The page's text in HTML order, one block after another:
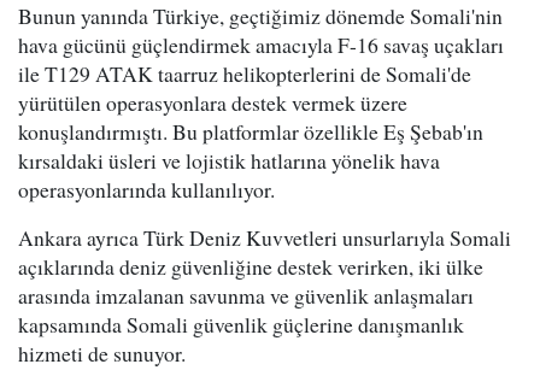
Bunun yanında Türkiye, geçtiğimiz dönemde Somali'nin
hava gücünü güçlendirmek amacıyla F-16 savaş uçakları
ile T129 ATAK taarruz helikopterlerini de Somali'de
yürütülen operasyonlara destek vermek üzere
konuşlandırmıştı. Bu platformlar özellikle Eş Şebab'ın
kırsaldaki üsleri ve lojistik hatlarına yönelik hava
operasyonlarında kullanılıyor.
Ankara ayrıca Türk Deniz Kuvvetleri unsurlarıyla Somali
açıklarında deniz güvenliğine destek verirken, iki ülke
arasında imzalanan savunma ve güvenlik anlaşmaları
kapsamında Somali güvenlik güçlerine danışmanlık
hizmeti de sunuyor.